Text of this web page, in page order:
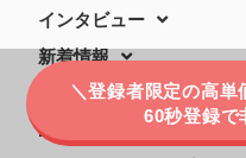
インタビュー
新着情報
全国の拠点
ITエンジニア独立ガイド
＼登録者限定の高
60秒登録で